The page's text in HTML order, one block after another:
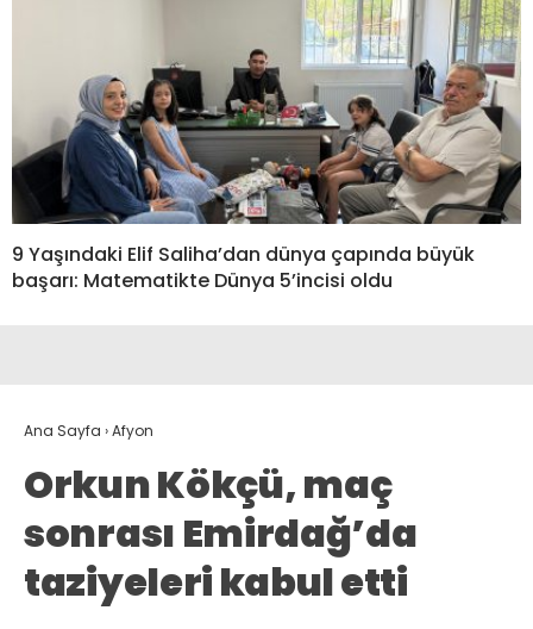
9 Yaşındaki Elif Saliha’dan dünya çapında büyük
başarı: Matematikte Dünya 5’incisi oldu
Ana Sayfa ›Afyon
Orkun Kökçü, maç
sonrası Emirdağ’da
taziyeleri kabul etti